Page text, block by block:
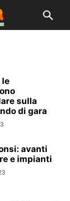
le
sulla
di gara
avanti
e impianti